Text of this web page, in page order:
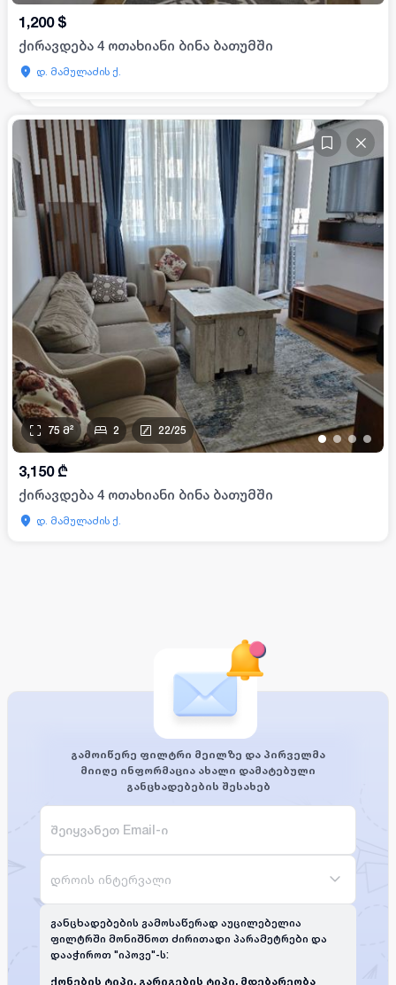
1,200 $
ქირავდება 4 ოთახიანი ბინა ბათუმში
დ. მამულაძის ქ.
••• •
75 მ² 2 22/25
3,150 ₾
ქირავდება 4 ოთახიანი ბინა ბათუმში
დ. მამულაძის ქ.
გამოიწერე ფილტრი მეილზე და პირველმა
მიიღე ინფორმაცია ახალი დამატებული
განცხადებების შესახებ
დროის ინტერვალი
განცხადებების გამოსაწერად აუცილებელია
ფილტრში მონიშნოთ ძირითადი პარამეტრები და
დააჭიროთ "იპოვე"-ს:
ქონების ტიპი, გარიგების ტიპი, მდებარეობა